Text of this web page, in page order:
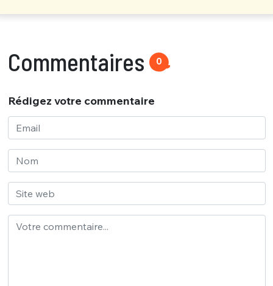
Commentaires 0
Rédigez votre commentaire